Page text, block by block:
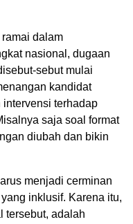
dalam
nasional, dugaan
sebut mulai
kandidat
terhadap
saja soal format
diubah dan bikin
menjadi cerminan
inklusif. Karena itu,
tersebut, adalah